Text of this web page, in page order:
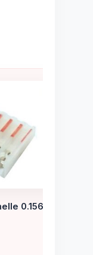
0.156″ à